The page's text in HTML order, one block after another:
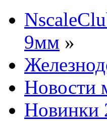
9мм »
Новости
Новинки